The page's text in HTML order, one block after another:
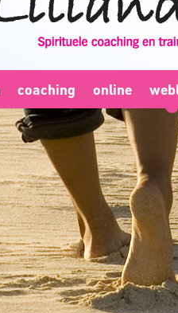
coaching online